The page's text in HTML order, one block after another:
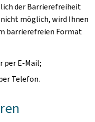
der Barrierefreiheit
möglich, wird Ihnen
barrierefreien Format
per E-Mail;
Telefon.